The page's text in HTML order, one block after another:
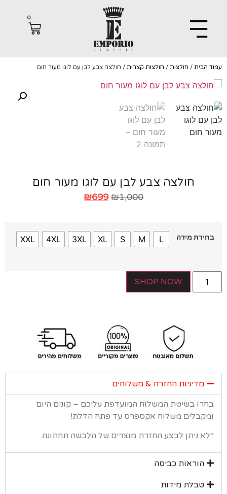
הבית/חולצות /חולצות קצרות / חולצה צבע לבן עם לוגו מעור חום
חולצה צבע לבן עם לוגו מעור חום
₪1,000
₪699
מידה L
M
S
XL
3XL
4XL
XXL
SHOP NOW
מדיניות החזרה & משלוחים
בשיטת המשלוח המועדפת עליכם – קונים היום
משלוח אקספרס עד פתח הדלת!
ניתן לבצע החזרת מוצרים של הלבשה תחתונה.
הוראות כביסה
טבלת מידות